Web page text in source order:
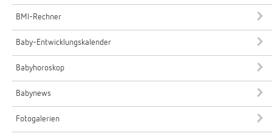
BMI-Rechner
Baby-Entwicklungskalender
Babyhoroskop
Babynews
Fotogalerien